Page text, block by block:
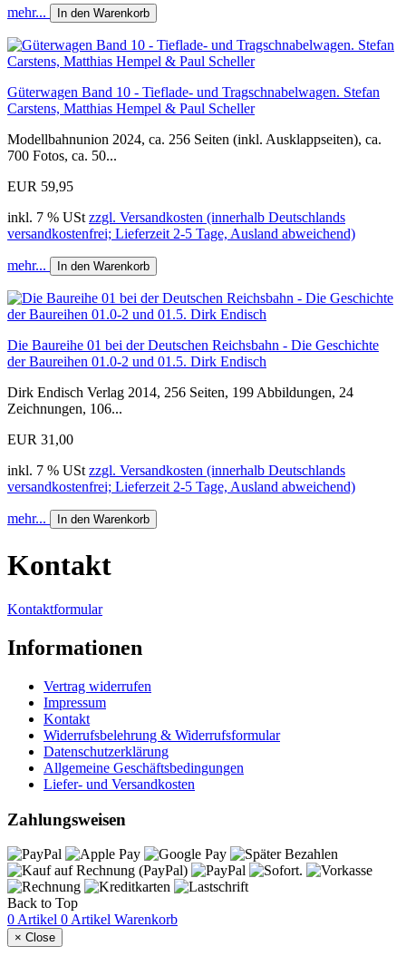
mehr... In den Warenkorb
Güterwagen Band 10 - Tieflade- und Tragschnabelwagen. Stefan
Carstens, Matthias Hempel & Paul Scheller
Modellbahnunion 2024, ca. 256 Seiten (inkl. Ausklappseiten), ca.
700 Fotos, ca. 50...
EUR 59,95
inkl. 7 % USt zzgl. Versandkosten (innerhalb Deutschlands
versandkostenfrei; Lieferzeit 2-5 Tage, Ausland abweichend)
mehr... In den Warenkorb
Die Baureihe 01 bei der Deutschen Reichsbahn - Die Geschichte
der Baureihen 01.0-2 und 01.5. Dirk Endisch
Dirk Endisch Verlag 2014, 256 Seiten, 199 Abbildungen, 24
Zeichnungen, 106...
EUR 31,00
inkl. 7 % USt zzgl. Versandkosten (innerhalb Deutschlands
versandkostenfrei; Lieferzeit 2-5 Tage, Ausland abweichend)
mehr... In den Warenkorb
Kontakt
Kontaktformular
Informationen
Vertrag widerrufen
Impressum
Kontakt
Widerrufsbelehrung & Widerrufsformular
Datenschutzerklärung
Allgemeine Geschäftsbedingungen
Liefer- und Versandkosten
Zahlungsweisen
Back to Top
0 Artikel 0 Artikel Warenkorb
× Close